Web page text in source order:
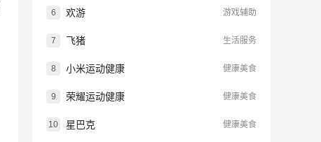
6 欢游 游戏辅助
7 飞猪 生活服务
8 小米运动健康 健康美食
9 荣耀运动健康 健康美食
10 星巴克 健康美食